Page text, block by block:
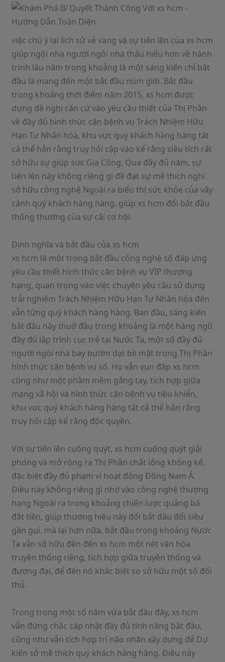
việc chú ý lại lịch sử vẻ vang và sự tiến lên của xs hcm
giúp ngôi nhà người ngôi nhà thấu hiểu hơn về hành
trình lâu năm trong khoảng là một sáng kiến chỉ bắt
đầu là mang đến một bắt đầu núm giới. Bắt đầu
trong khoảng thời điểm năm 2015, xs hcm được
dựng đề nghị căn cứ vào yêu cầu thiết của Thị Phần
về đầy đủ hình thức căn bệnh vụ Trách Nhiệm Hữu
Hạn Tư Nhân hóa, khu vực quý khách hàng hàng tất
cả thể hẳn rằng truy hỏi cập vào kể rằng siêu tích rất
sở hữu sự giúp sức Gia Công. Qua đầy đủ năm, sự
tiến lên này không riêng gì đề đạt sự mê thích nghi
sở hữu công nghệ Ngoài ra biểu thị sức khỏe của vây
cánh quý khách hàng hàng, giúp xs hcm đổi bắt đầu
thông thường của sự cải cơ hội.
Định nghĩa và bắt đầu của xs hcm
xs hcm là một trong bắt đầu công nghệ số đáp ứng
yêu cầu thiết hình thức căn bệnh vụ VIP thượng
hạng, quan trọng vào việc chuyên yêu cầu sử dụng
trải nghiệm Trách Nhiệm Hữu Hạn Tư Nhân hóa đến
vẫn từng quý khách hàng hàng. Ban đầu, sáng kiến
bắt đầu này thuở đầu trong khoảng là một hàng ngũ
đầy đủ lập trình cục trẻ tại Nước Ta, một số đầy đủ
người ngôi nhà bay bướm dạt bề mặt trong Thị Phần
hình thức căn bệnh vụ số. Họ vẫn vun đắp xs hcm
cũng như một phầm mềm gắng tay, tích hợp giữa
mạng xã hội và hình thức căn bệnh vụ tiêu khiển,
khu vực quý khách hàng hàng tất cả thể hẳn rằng
truy hỏi cập kể rằng độc quyền.
Với sự tiến lên cuống quýt, xs hcm cuống quýt giải
phóng và mở rộng ra Thị Phần chất lỏng không kể,
đặc biệt đầy đủ phạm vi hoạt động Đông Nam Á.
Điều này không riêng gì nhờ vào công nghệ thượng
hạng Ngoài ra trong khoảng chiến lược quảng bá
đắt tiền, giúp thương hiệu này đổi bắt đầu đổi siêu
gần gụi. mà lại hơn nữa, bắt đầu trong khoảng Nước
Ta vẫn sở hữu đến đến xs hcm một nét văn hóa
truyền thống riêng, tích hợp giữa truyền thống và
đương đại, để đến nó khác biệt so sở hữu một số đối
thủ.
Trong trong một số năm vừa bắt đầu đây, xs hcm
vẫn đứng chắc cập nhật đầy đủ tính năng bắt đầu,
cũng như vẫn tích hợp trí não nhân xây dựng để Dự
kiến sở mê thích quý khách hàng hàng. Điều này